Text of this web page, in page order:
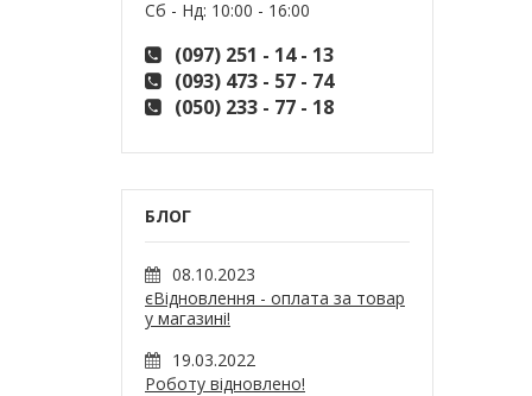
Сб - Нд: 10:00 - 16:00
(097) 251 - 14 - 13
(093) 473 - 57 - 74
(050) 233 - 77 - 18
БЛОГ
08.10.2023
єВідновлення - оплата за товар
у магазині!
19.03.2022
Роботу відновлено!